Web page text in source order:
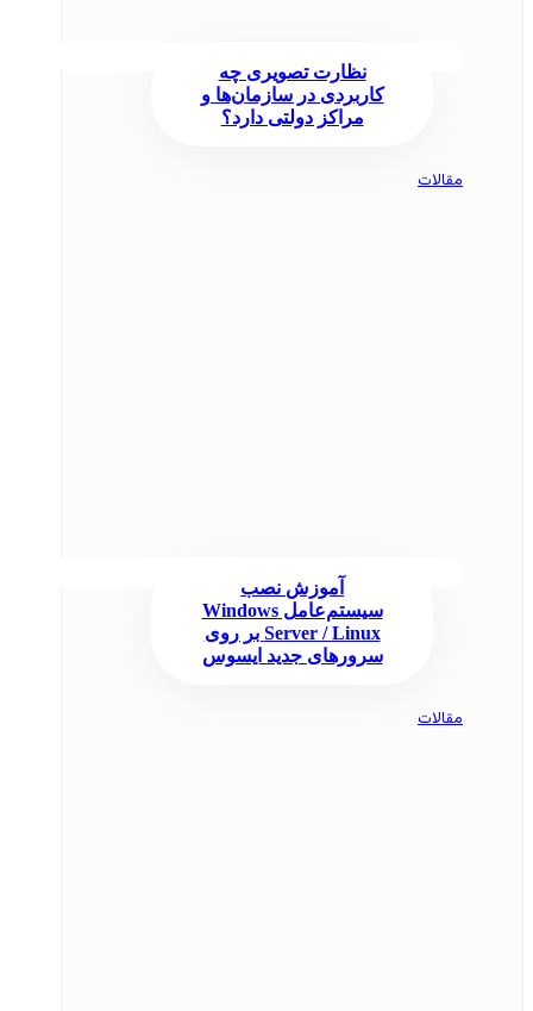
نظارت تصویری چه
کاربردی در سازمان‌ها و
مراکز دولتی دارد؟
مقالات
آموزش نصب
سیستم‌عامل Windows
Server / Linux بر روی
سرورهای جدید ایسوس
مقالات